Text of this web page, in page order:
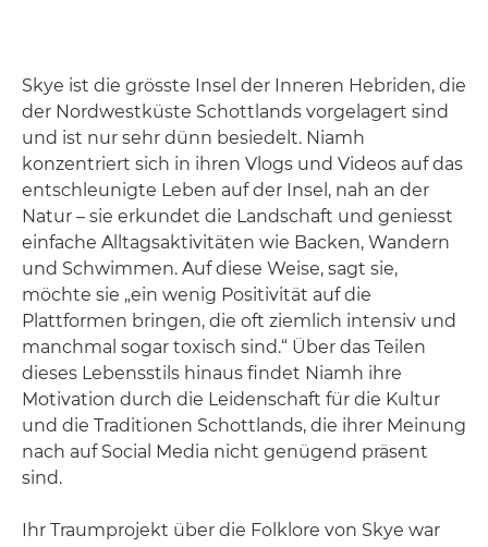
Skye ist die grösste Insel der Inneren Hebriden, die
der Nordwestküste Schottlands vorgelagert sind
und ist nur sehr dünn besiedelt. Niamh
konzentriert sich in ihren Vlogs und Videos auf das
entschleunigte Leben auf der Insel, nah an der
Natur – sie erkundet die Landschaft und geniesst
einfache Alltagsaktivitäten wie Backen, Wandern
und Schwimmen. Auf diese Weise, sagt sie,
möchte sie „ein wenig Positivität auf die
Plattformen bringen, die oft ziemlich intensiv und
manchmal sogar toxisch sind.“ Über das Teilen
dieses Lebensstils hinaus findet Niamh ihre
Motivation durch die Leidenschaft für die Kultur
und die Traditionen Schottlands, die ihrer Meinung
nach auf Social Media nicht genügend präsent
sind.
Ihr Traumprojekt über die Folklore von Skye war